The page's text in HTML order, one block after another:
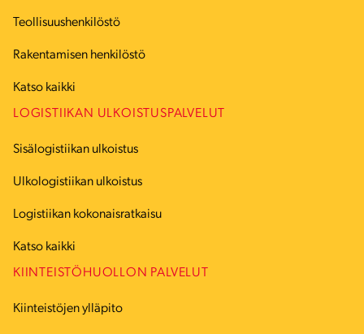
Teollisuushenkilöstö
Rakentamisen henkilöstö
Katso kaikki
LOGISTIIKAN ULKOISTUSPALVELUT
Sisälogistiikan ulkoistus
Ulkologistiikan ulkoistus
Logistiikan kokonaisratkaisu
Katso kaikki
KIINTEISTÖHUOLLON PALVELUT
Kiinteistöjen ylläpito